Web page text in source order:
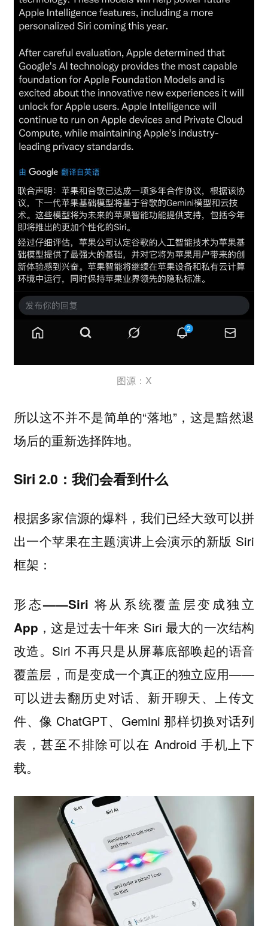
图源：X
所以这不并不是简单的“落地”，这是黯然退
场后的重新选择阵地。
Siri 2.0：我们会看到什么
根据多家信源的爆料，我们已经大致可以拼
出一个苹果在主题演讲上会演示的新版 Siri
框架：
形态——Siri 将从系统覆盖层变成独立
App，这是过去十年来 Siri 最大的一次结构
改造。Siri 不再只是从屏幕底部唤起的语音
覆盖层，而是变成一个真正的独立应用——
可以进去翻历史对话、新开聊天、上传文
件、像 ChatGPT、Gemini 那样切换对话列
表，甚至不排除可以在 Android 手机上下
载。